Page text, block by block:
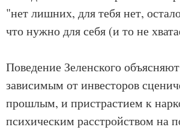
"нет лишних, для тебя нет,
что нужно для себя (и то не
Поведение Зеленского
зависимым от инвесторов
прошлым, и пристрастием к
психическим расстройством на